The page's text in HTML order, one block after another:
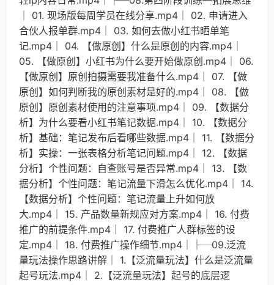
│ 01. 现场版每周学员在线分享.mp4│ 02. 申请进入
合伙人报单群.mp4│ 03. 如何去做小红书晒单笔
记.mp4│ 04. 【做原创】什么是原创的内容.mp4│
05. 【做原创】小红书为什么要开始做原创.mp4│ 06.
【做原创】原创拍摄需要我准备什么.mp4│ 07. 【做
原创】如何判断我的原创素材是好的.mp4│ 08. 【做
原创】原创素材使用的注意事项.mp4│ 09. 【数据分
析】为什么要看小红书笔记数据.mp4│ 10. 【数据分
析】基础：笔记发布后看哪些数据.mp4│ 11. 【数据分
析】实操：一张表格分析笔记问题.mp4│ 12. 【数据
分析】个性问题：自查账号是否异常.mp4│ 13. 【数
据分析】个性问题：笔记流量下滑怎么优化.mp4│ 14.
【数据分析】个性问题：笔记流量上升如何放
大.mp4│ 15. 产品数量新规应对方案.mp4│ 16. 付费
推广的前提条件.mp4│ 17. 付费推广人群标签的设
定.mp4│ 18. 付费推广操作细节.mp4│├─09.泛流
量玩法操作思路讲解│ 1.【泛流量玩法】什么是泛流量
起号玩法.mp4│ 2.【泛流量玩法】起号的底层逻